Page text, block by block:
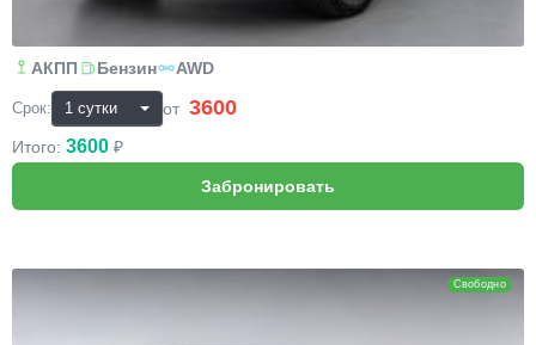
АКПП Бензин AWD
Срок: от 3600
Итого: 3600 ₽
Свободно